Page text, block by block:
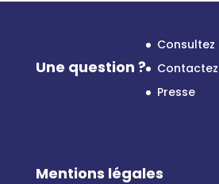
Une question ?
Consultez
Presse
Mentions légales